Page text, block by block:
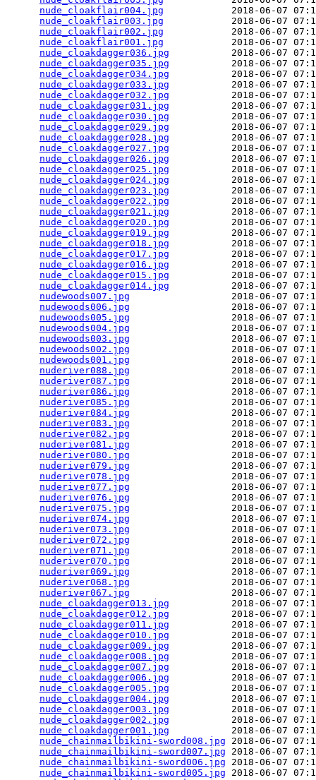
nude_cloakflair004.jpg
2018-06-07
nude_cloakflair003.jpg
2018-06-07
nude_cloakflair002.jpg
2018-06-07
nude_cloakflair001.jpg
2018-06-07
nude_cloakdagger036.jpg
2018-06-07
nude_cloakdagger035.jpg
2018-06-07
nude_cloakdagger034.jpg
2018-06-07
nude_cloakdagger033.jpg
2018-06-07
nude_cloakdagger032.jpg
2018-06-07
nude_cloakdagger031.jpg
2018-06-07
nude_cloakdagger030.jpg
2018-06-07
nude_cloakdagger029.jpg
2018-06-07
nude_cloakdagger028.jpg
2018-06-07
nude_cloakdagger027.jpg
2018-06-07
nude_cloakdagger026.jpg
2018-06-07
nude_cloakdagger025.jpg
2018-06-07
nude_cloakdagger024.jpg
2018-06-07
nude_cloakdagger023.jpg
2018-06-07
nude_cloakdagger022.jpg
2018-06-07
nude_cloakdagger021.jpg
2018-06-07
nude_cloakdagger020.jpg
2018-06-07
nude_cloakdagger019.jpg
2018-06-07
nude_cloakdagger018.jpg
2018-06-07
nude_cloakdagger017.jpg
2018-06-07
nude_cloakdagger016.jpg
2018-06-07
nude_cloakdagger015.jpg
2018-06-07
nude_cloakdagger014.jpg
2018-06-07
nudewoods007.jpg
2018-06-07
nudewoods006.jpg
2018-06-07
nudewoods005.jpg
2018-06-07
nudewoods004.jpg
2018-06-07
nudewoods003.jpg
2018-06-07
nudewoods002.jpg
2018-06-07
nudewoods001.jpg
2018-06-07
nuderiver088.jpg
2018-06-07
nuderiver087.jpg
2018-06-07
nuderiver086.jpg
2018-06-07
nuderiver085.jpg
2018-06-07
nuderiver084.jpg
2018-06-07
nuderiver083.jpg
2018-06-07
nuderiver082.jpg
2018-06-07
nuderiver081.jpg
2018-06-07
nuderiver080.jpg
2018-06-07
nuderiver079.jpg
2018-06-07
nuderiver078.jpg
2018-06-07
nuderiver077.jpg
2018-06-07
nuderiver076.jpg
2018-06-07
nuderiver075.jpg
2018-06-07
nuderiver074.jpg
2018-06-07
nuderiver073.jpg
2018-06-07
nuderiver072.jpg
2018-06-07
nuderiver071.jpg
2018-06-07
nuderiver070.jpg
2018-06-07
nuderiver069.jpg
2018-06-07
nuderiver068.jpg
2018-06-07
nuderiver067.jpg
2018-06-07
nude_cloakdagger013.jpg
2018-06-07
nude_cloakdagger012.jpg
2018-06-07
nude_cloakdagger011.jpg
2018-06-07
nude_cloakdagger010.jpg
2018-06-07
nude_cloakdagger009.jpg
2018-06-07
nude_cloakdagger008.jpg
2018-06-07
nude_cloakdagger007.jpg
2018-06-07
nude_cloakdagger006.jpg
2018-06-07
nude_cloakdagger005.jpg
2018-06-07
nude_cloakdagger004.jpg
2018-06-07
nude_cloakdagger003.jpg
2018-06-07
nude_cloakdagger002.jpg
2018-06-07
nude_cloakdagger001.jpg
2018-06-07
nude_chainmailbikini-sword008.jpg 2018-06-07
nude_chainmailbikini-sword007.jpg 2018-06-07
nude_chainmailbikini-sword006.jpg 2018-06-07
nude_chainmailbikini-sword005.jpg 2018-06-07